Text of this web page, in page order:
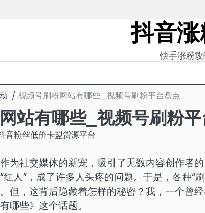
抖音
快手涨粉
视频号刷粉网站有哪些_视频号刷粉平台盘点
站有哪些_视频号刷粉
音粉丝低价卡盟货源平台
为社交媒体的新宠，吸引了无数内容创作者
人”，成了许多人头疼的问题。于是，各种“
但，这背后隐藏着怎样的秘密？我，一个曾
有哪些》这个话题。